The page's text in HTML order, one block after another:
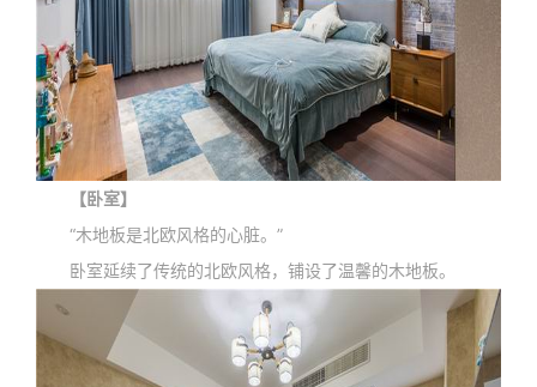
【卧室】
“木地板是北欧风格的心脏。”
卧室延续了传统的北欧风格，铺设了温馨的木地板。